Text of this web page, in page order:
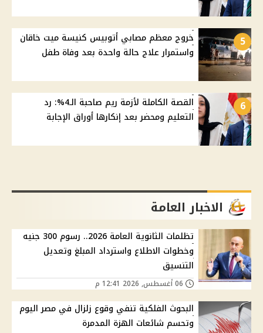
5
خروج معظم مصابي أتوبيس كنيسة ميت خاقان
واستمرار علاج حالة واحدة بعد وفاة طفل
6
القصة الكاملة لأزمة ريم صاحبة الـ4%: رد
التعليم ومحضر بعد إنكارها أوراق الإجابة
الاخبار العامة
تظلمات الثانوية العامة 2026.. رسوم 300 جنيه
وخطوات الاطلاع واسترداد المبلغ وتعديل
التنسيق
البحوث الفلكية تنفي وقوع زلزال في مصر اليوم
وتحسم شائعات الهزة المدمرة